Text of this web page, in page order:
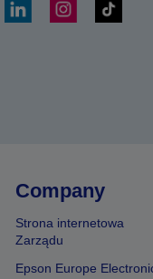
Company
Strona internetowa
Zarządu
Epson Europe